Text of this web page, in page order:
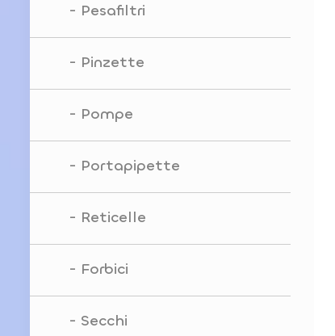
Pesafiltri
Pinzette
Pompe
Portapipette
Reticelle
Forbici
Secchi